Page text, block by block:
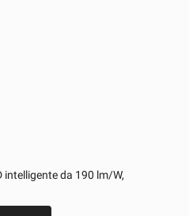
intelligente da 190 lm/W,